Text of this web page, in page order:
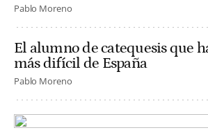
Pablo Moreno
El alumno de catequesis que
más difícil de España
Pablo Moreno